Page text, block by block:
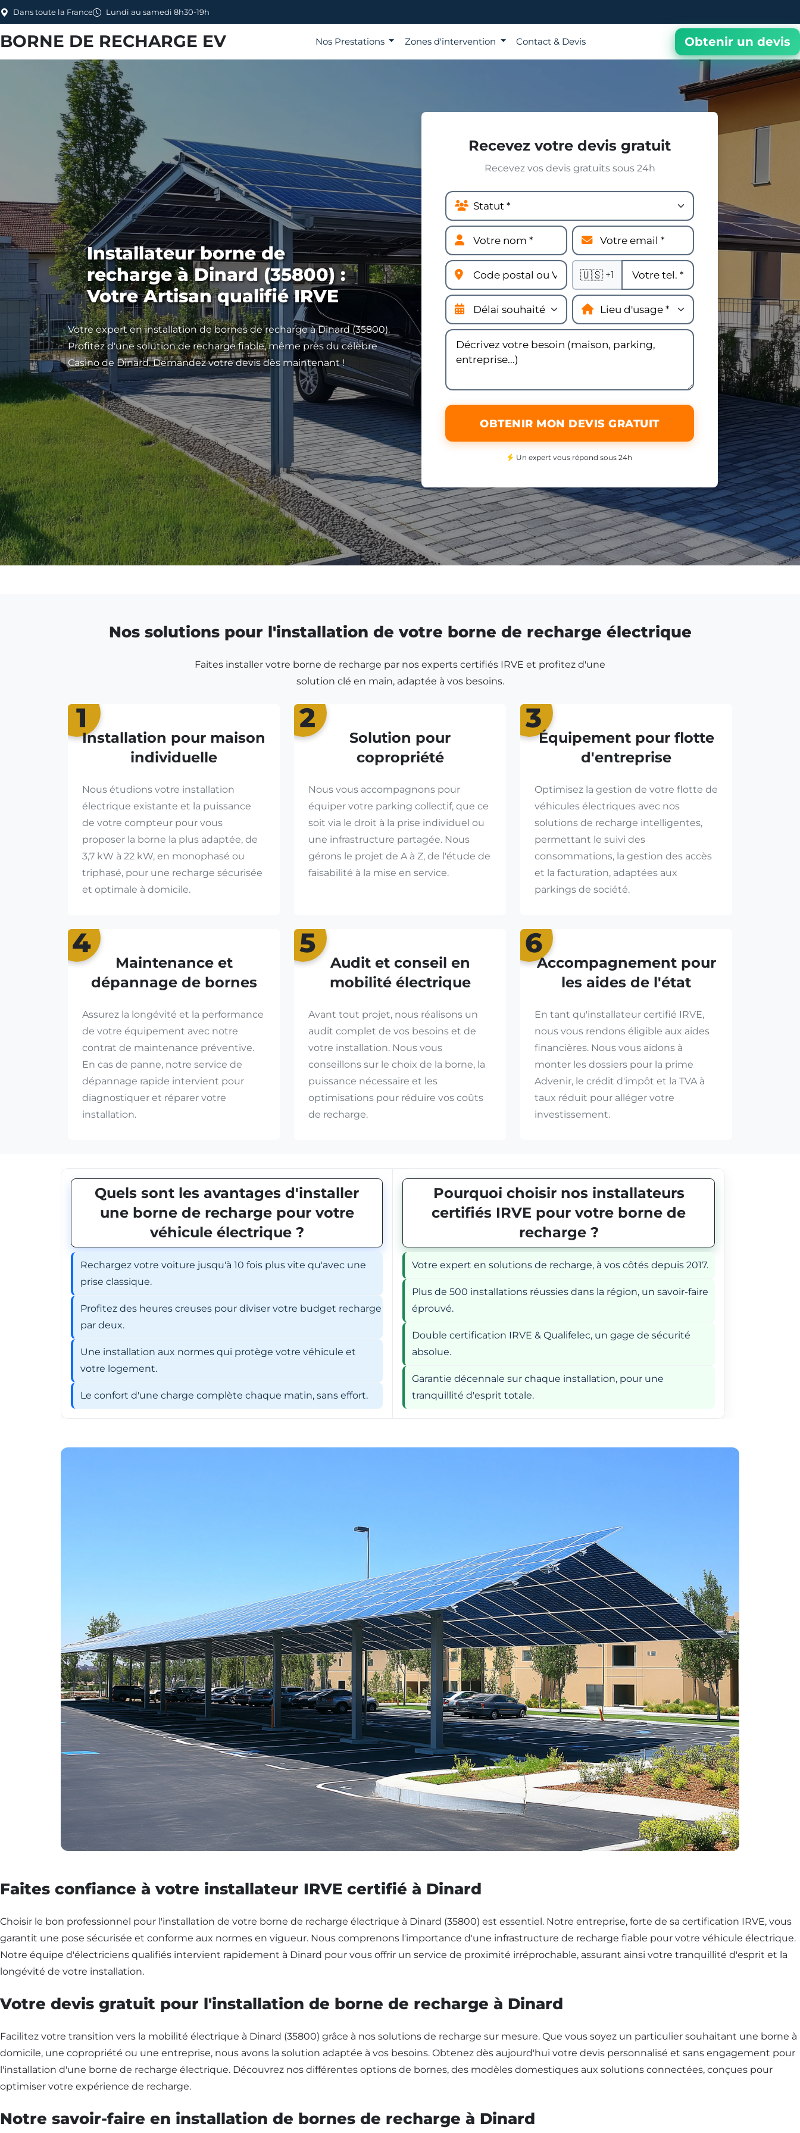
Dans toute la France Lundi au samedi 8h30-19h
BORNE DE RECHARGE EV Nos Prestations Zones d'intervention Contact & Devis Obtenir un devis
Installateur borne de
recharge à Dinard (35800) :
Votre Artisan qualifié IRVE
Votre expert en installation de bornes de recharge à Dinard (35800).
Profitez d'une solution de recharge fiable, même près du célèbre
Casino de Dinard. Demandez votre devis dès maintenant !
Recevez votre devis gratuit
Recevez vos devis gratuits sous 24h
🇺🇸 +1
OBTENIR MON DEVIS GRATUIT
Un expert vous répond sous 24h
Nos solutions pour l'installation de votre borne de recharge électrique
Faites installer votre borne de recharge par nos experts certifiés IRVE et profitez d'une
solution clé en main, adaptée à vos besoins.
1
Installation pour maison
individuelle
Nous étudions votre installation
électrique existante et la puissance
de votre compteur pour vous
proposer la borne la plus adaptée, de
3,7 kW à 22 kW, en monophasé ou
triphasé, pour une recharge sécurisée
et optimale à domicile.
2
Solution pour
copropriété
Nous vous accompagnons pour
équiper votre parking collectif, que ce
soit via le droit à la prise individuel ou
une infrastructure partagée. Nous
gérons le projet de A à Z, de l'étude de
faisabilité à la mise en service.
3
Équipement pour flotte
d'entreprise
Optimisez la gestion de votre flotte de
véhicules électriques avec nos
solutions de recharge intelligentes,
permettant le suivi des
consommations, la gestion des accès
et la facturation, adaptées aux
parkings de société.
4
Maintenance et
dépannage de bornes
Assurez la longévité et la performance
de votre équipement avec notre
contrat de maintenance préventive.
En cas de panne, notre service de
dépannage rapide intervient pour
diagnostiquer et réparer votre
installation.
5
Audit et conseil en
mobilité électrique
Avant tout projet, nous réalisons un
audit complet de vos besoins et de
votre installation. Nous vous
conseillons sur le choix de la borne, la
puissance nécessaire et les
optimisations pour réduire vos coûts
de recharge.
6
Accompagnement pour
les aides de l'état
En tant qu'installateur certifié IRVE,
nous vous rendons éligible aux aides
financières. Nous vous aidons à
monter les dossiers pour la prime
Advenir, le crédit d'impôt et la TVA à
taux réduit pour alléger votre
investissement.
Quels sont les avantages d'installer
une borne de recharge pour votre
véhicule électrique ?
Rechargez votre voiture jusqu'à 10 fois plus vite qu'avec une
prise classique.
Profitez des heures creuses pour diviser votre budget recharge
par deux.
Une installation aux normes qui protège votre véhicule et
votre logement.
Le confort d'une charge complète chaque matin, sans effort.
Pourquoi choisir nos installateurs
certifiés IRVE pour votre borne de
recharge ?
Votre expert en solutions de recharge, à vos côtés depuis 2017.
Plus de 500 installations réussies dans la région, un savoir-faire
éprouvé.
Double certification IRVE & Qualifelec, un gage de sécurité
absolue.
Garantie décennale sur chaque installation, pour une
tranquillité d'esprit totale.
Faites confiance à votre installateur IRVE certifié à Dinard
Choisir le bon professionnel pour l'installation de votre borne de recharge électrique à Dinard (35800) est essentiel. Notre entreprise, forte de sa certification IRVE, vous
garantit une pose sécurisée et conforme aux normes en vigueur. Nous comprenons l'importance d'une infrastructure de recharge fiable pour votre véhicule électrique.
Notre équipe d'électriciens qualifiés intervient rapidement à Dinard pour vous offrir un service de proximité irréprochable, assurant ainsi votre tranquillité d'esprit et la
longévité de votre installation.
Votre devis gratuit pour l'installation de borne de recharge à Dinard
Facilitez votre transition vers la mobilité électrique à Dinard (35800) grâce à nos solutions de recharge sur mesure. Que vous soyez un particulier souhaitant une borne à
domicile, une copropriété ou une entreprise, nous avons la solution adaptée à vos besoins. Obtenez dès aujourd'hui votre devis personnalisé et sans engagement pour
l'installation d'une borne de recharge électrique. Découvrez nos différentes options de bornes, des modèles domestiques aux solutions connectées, conçues pour
optimiser votre expérience de recharge.
Notre savoir-faire en installation de bornes de recharge à Dinard